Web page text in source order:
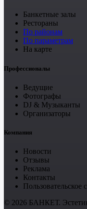
Банкетные залы
Рестораны
По районам
По параметрам
На карте
Профессионалы
Ведущие
Фотографы
DJ & Музыканты
Организаторы
Компания
Новости
Отзывы
Реклама
Контакты
Пользовательское
© 2026 БАНКЕТ.